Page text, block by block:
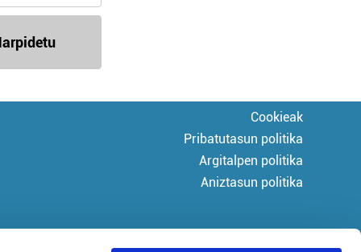
Cookieak
Pribatutasun politika
Argitalpen politika
Aniztasun politika